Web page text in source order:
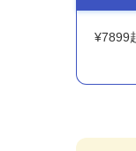
¥7899